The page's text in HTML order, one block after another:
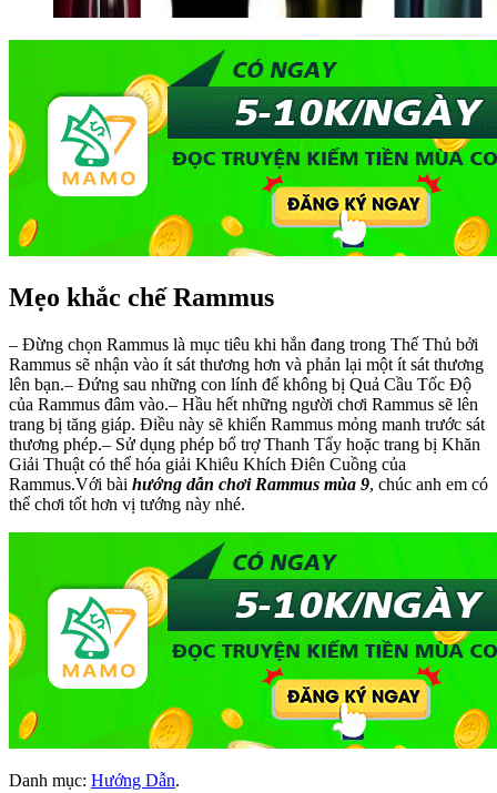
Mẹo khắc chế Rammus
– Đừng chọn Rammus là mục tiêu khi hắn đang trong Thế Thủ bởi
Rammus sẽ nhận vào ít sát thương hơn và phản lại một ít sát thương
lên bạn.– Đứng sau những con lính để không bị Quả Cầu Tốc Độ
của Rammus đâm vào.– Hầu hết những người chơi Rammus sẽ lên
trang bị tăng giáp. Điều này sẽ khiến Rammus mỏng manh trước sát
thương phép.– Sử dụng phép bổ trợ Thanh Tẩy hoặc trang bị Khăn
Giải Thuật có thể hóa giải Khiêu Khích Điên Cuồng của
Rammus.Với bài hướng dẫn chơi Rammus mùa 9, chúc anh em có
thể chơi tốt hơn vị tướng này nhé.
Danh mục: Hướng Dẫn.